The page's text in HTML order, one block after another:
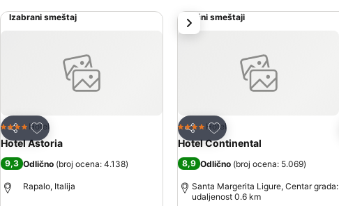
Izabrani smeštaj
Deli
Dodati u favorite
4 Zvezdice
Hotel
Hotel Astoria
9,3 Odlično (broj ocena: 4.138)
Rapalo, Italija
Slični smeštaji
Deli
Dodati u favorite
4 Zvezdice
Hotel
Hotel Continental
8,9 Odlično (broj ocena: 5.069)
Santa Margerita Ligure, Centar grada:
udaljenost 0.6 km
sledeće